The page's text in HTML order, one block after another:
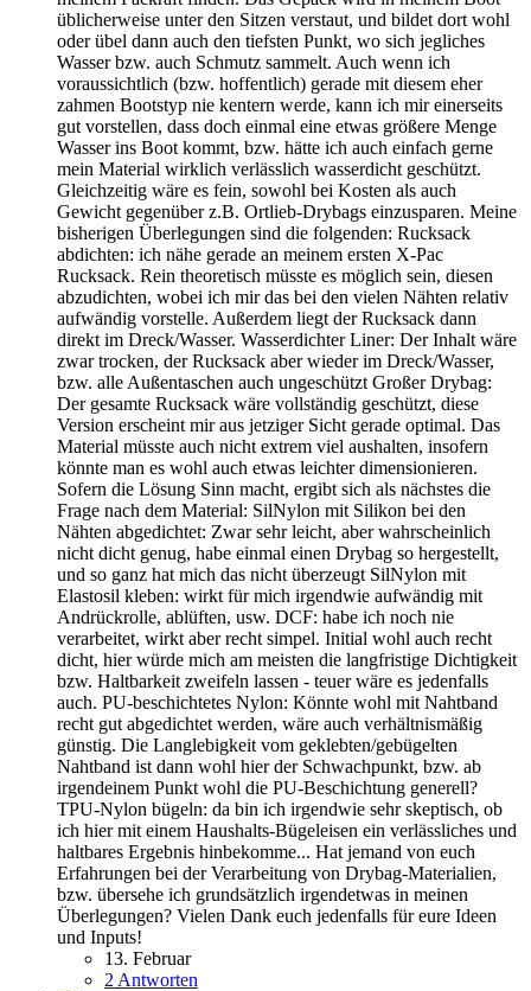
üblicherweise unter den Sitzen verstaut, und bildet dort wohl
oder übel dann auch den tiefsten Punkt, wo sich jegliches
Wasser bzw. auch Schmutz sammelt. Auch wenn ich
voraussichtlich (bzw. hoffentlich) gerade mit diesem eher
zahmen Bootstyp nie kentern werde, kann ich mir einerseits
gut vorstellen, dass doch einmal eine etwas größere Menge
Wasser ins Boot kommt, bzw. hätte ich auch einfach gerne
mein Material wirklich verlässlich wasserdicht geschützt.
Gleichzeitig wäre es fein, sowohl bei Kosten als auch
Gewicht gegenüber z.B. Ortlieb-Drybags einzusparen. Meine
bisherigen Überlegungen sind die folgenden: Rucksack
abdichten: ich nähe gerade an meinem ersten X-Pac
Rucksack. Rein theoretisch müsste es möglich sein, diesen
abzudichten, wobei ich mir das bei den vielen Nähten relativ
aufwändig vorstelle. Außerdem liegt der Rucksack dann
direkt im Dreck/Wasser. Wasserdichter Liner: Der Inhalt wäre
zwar trocken, der Rucksack aber wieder im Dreck/Wasser,
bzw. alle Außentaschen auch ungeschützt Großer Drybag:
Der gesamte Rucksack wäre vollständig geschützt, diese
Version erscheint mir aus jetziger Sicht gerade optimal. Das
Material müsste auch nicht extrem viel aushalten, insofern
könnte man es wohl auch etwas leichter dimensionieren.
Sofern die Lösung Sinn macht, ergibt sich als nächstes die
Frage nach dem Material: SilNylon mit Silikon bei den
Nähten abgedichtet: Zwar sehr leicht, aber wahrscheinlich
nicht dicht genug, habe einmal einen Drybag so hergestellt,
und so ganz hat mich das nicht überzeugt SilNylon mit
Elastosil kleben: wirkt für mich irgendwie aufwändig mit
Andrückrolle, ablüften, usw. DCF: habe ich noch nie
verarbeitet, wirkt aber recht simpel. Initial wohl auch recht
dicht, hier würde mich am meisten die langfristige Dichtigkeit
bzw. Haltbarkeit zweifeln lassen - teuer wäre es jedenfalls
auch. PU-beschichtetes Nylon: Könnte wohl mit Nahtband
recht gut abgedichtet werden, wäre auch verhältnismäßig
günstig. Die Langlebigkeit vom geklebten/gebügelten
Nahtband ist dann wohl hier der Schwachpunkt, bzw. ab
irgendeinem Punkt wohl die PU-Beschichtung generell?
TPU-Nylon bügeln: da bin ich irgendwie sehr skeptisch, ob
ich hier mit einem Haushalts-Bügeleisen ein verlässliches und
haltbares Ergebnis hinbekomme... Hat jemand von euch
Erfahrungen bei der Verarbeitung von Drybag-Materialien,
bzw. übersehe ich grundsätzlich irgendetwas in meinen
Überlegungen? Vielen Dank euch jedenfalls für eure Ideen
und Inputs!
13. Februar
2 Antworten